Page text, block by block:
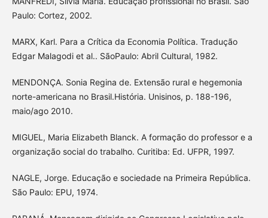
Paulo: Cortez, 2002.
MARX, Karl. Para a Crítica da Economia Política. Tradução
Edgar Malagodi et al.. SãoPaulo: Abril Cultural, 1982.
MENDONÇA. Sonia Regina de. Extensão rural e hegemonia
norte-americana no Brasil.História. Unisinos, p. 188-196,
maio/ago 2010.
MIGUEL, Maria Elizabeth Blanck. A formação do professor e a
organização social do trabalho. Curitiba: Ed. UFPR, 1997.
NAGLE, Jorge. Educação e sociedade na Primeira República.
São Paulo: EPU, 1974.